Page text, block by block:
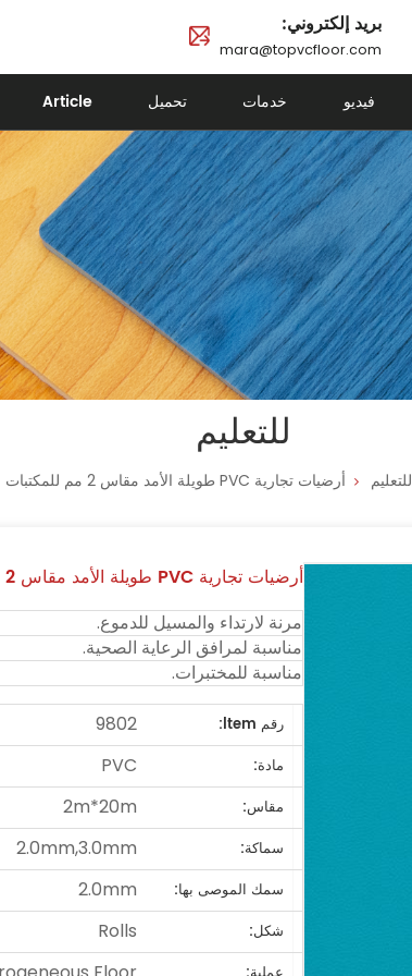
بريد إلكتروني:
mara@topvcfloor.com
فيديو خدمات تحميل Article
للتعليم
للتعليم أرضيات تجارية PVC طويلة الأمد مقاس 2 مم للمكتبات
أرضيات تجارية PVC طويلة الأمد مقاس 2 مم للمكتبات
مرنة لارتداء والمسيل للدموع.
مناسبة لمرافق الرعاية الصحية.
مناسبة للمختبرات.
رقم ltem: 9802
مادة: PVC
مقاس: 2m*20m
سماكة: 2.0mm,3.0mm
سمك الموصى بها: 2.0mm
شكل: Rolls